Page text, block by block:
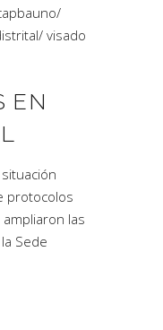
/
/ visado
EN
protocolos
las
Sede